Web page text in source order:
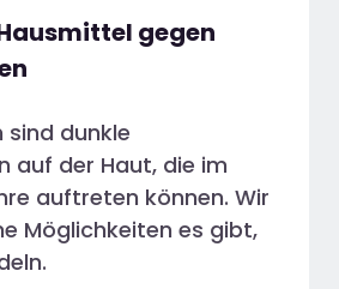
gegen
dunkle
auf der Haut, die im
auftreten können. Wir
Möglichkeiten es gibt,